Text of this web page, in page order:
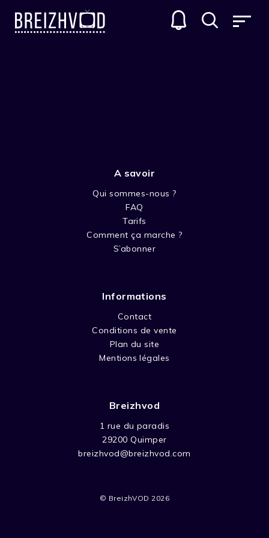
A savoir
Qui sommes-nous ?
FAQ
Tarifs
Comment ça marche ?
S’abonner
Informations
Contact
Conditions de vente
Plan du site
Mentions légales
Breizhvod
1 rue du paradis
29200 Quimper
breizhvod@breizhvod.com
© BreizhVOD 2026